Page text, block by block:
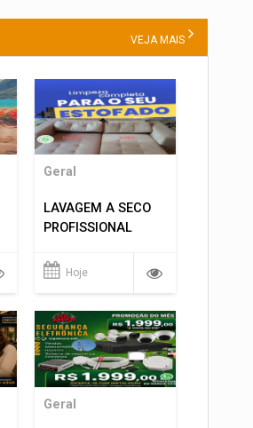
VEJA MAIS
Geral
LAVAGEM A SECO
PROFISSIONAL
Hoje
Geral